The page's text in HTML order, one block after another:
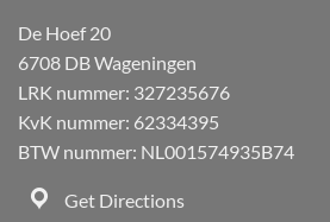
De Hoef 20
6708 DB Wageningen
LRK nummer: 327235676
KvK nummer: 62334395
BTW nummer: NL001574935B74
Get Directions